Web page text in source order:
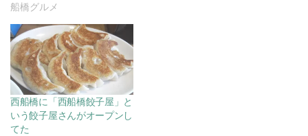
船橋グルメ
西船橋に「西船橋餃子屋」と
いう餃子屋さんがオープンし
てた